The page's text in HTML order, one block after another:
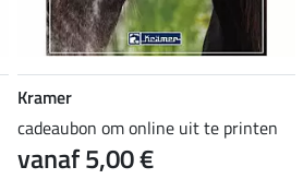
Kramer
cadeaubon om online uit te printen
vanaf 5,00 €